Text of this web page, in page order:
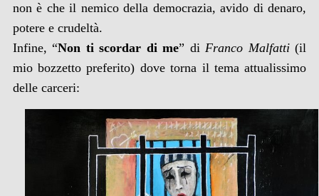
non è che il nemico della democrazia, avido di denaro,
potere e crudeltà.
Infine, “Non ti scordar di me” diFranco Malfatti(il
mio bozzetto preferito) dove torna il tema attualissimo
delle carceri: